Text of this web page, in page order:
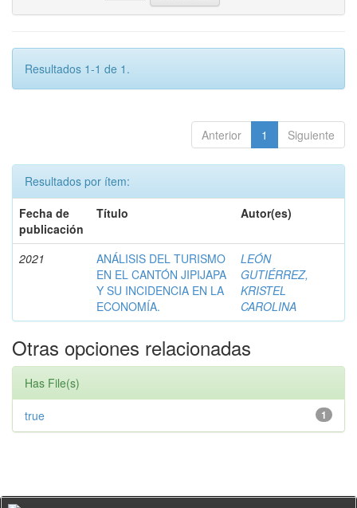
Resultados 1-1 de 1.
Anterior 1 Siguiente
Resultados por ítem:
Fecha de
publicación
Título Autor(es)
2021
ANÁLISIS DEL TURISMO
EN EL CANTÓN JIPIJAPA
Y SU INCIDENCIA EN LA
ECONOMÍA.
LEÓN
GUTIÉRREZ,
KRISTEL
CAROLINA
Otras opciones relacionadas
Has File(s)
1
true